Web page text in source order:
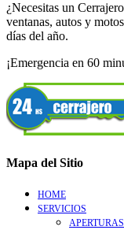
¿Necesitas un
ventanas, autos y
días del año.
¡Emergencia en 60
Mapa del Sitio
HOME
SERVICIOS